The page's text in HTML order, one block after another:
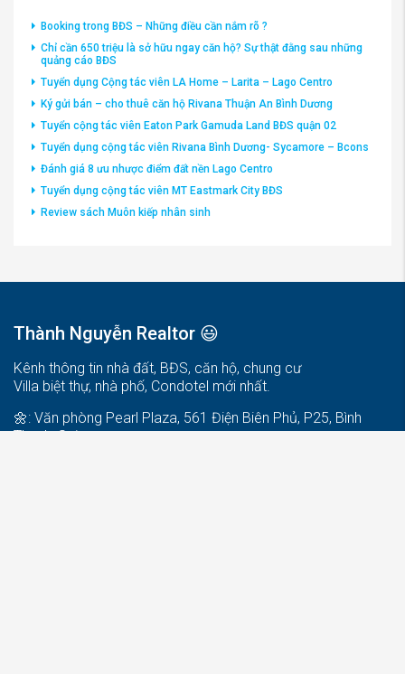
Booking trong BĐS – Những điều cần nắm rõ ?
Chỉ cần 650 triệu là sở hữu ngay căn hộ? Sự thật đằng sau những
quảng cáo BĐS
Tuyển dụng Cộng tác viên LA Home – Larita – Lago Centro
Ký gửi bán – cho thuê căn hộ Rivana Thuận An Bình Dương
Tuyển cộng tác viên Eaton Park Gamuda Land BĐS quận 02
Tuyển dụng cộng tác viên Rivana Bình Dương- Sycamore – Bcons
Đánh giá 8 ưu nhược điểm đất nền Lago Centro
Tuyển dụng cộng tác viên MT Eastmark City BĐS
Review sách Muôn kiếp nhân sinh
Thành Nguyễn Realtor 😃
Kênh thông tin nhà đất, BĐS, căn hộ, chung cư
Villa biệt thự, nhà phố, Condotel mới nhất.
🌼: Văn phòng Pearl Plaza, 561 Điện Biên Phủ, P25, Bình
Thạnh, Saigon